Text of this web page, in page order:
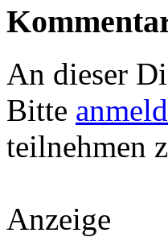
An dieser
Bitte
teilnehmen
Anzeige